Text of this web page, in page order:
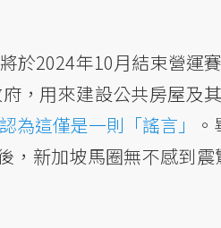
於2024年10月結束營運
，用來建設公共房屋及
為這僅是一則「謠言」
，新加坡馬圈無不感到